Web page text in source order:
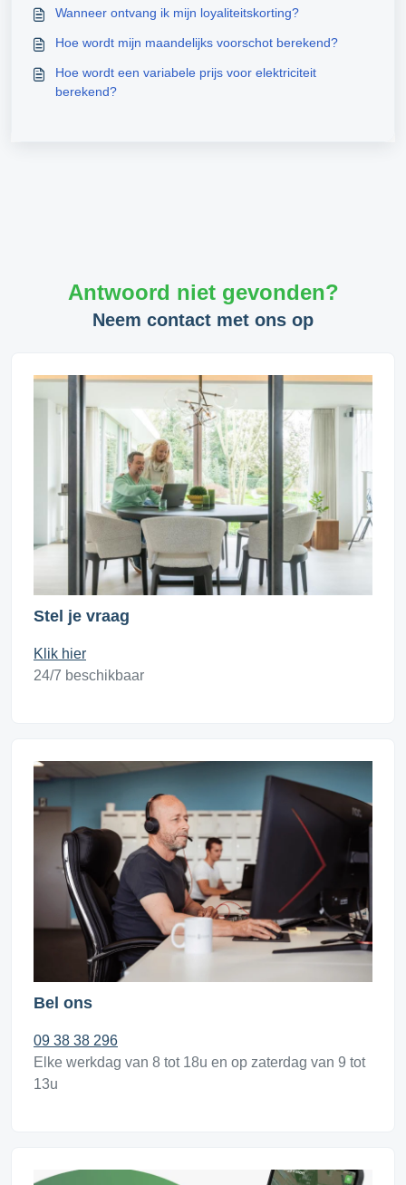
Wanneer ontvang ik mijn loyaliteitskorting?
Hoe wordt mijn maandelijks voorschot berekend?
Hoe wordt een variabele prijs voor elektriciteit
berekend?
Antwoord niet gevonden?
Neem contact met ons op
Stel je vraag
Klik hier
24/7 beschikbaar
Bel ons
09 38 38 296
Elke werkdag van 8 tot 18u en op zaterdag van 9 tot
13u